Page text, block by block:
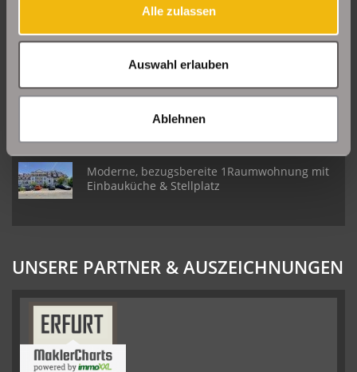
Alle zulassen
Auswahl erlauben
Ablehnen
Große Etagenwohnung mit 2 Balkonen in Erfurt
Schöne Erdgeschosswohnung mit Balkon in
Moderne, bezugsbereite 1Raumwohnung mit
Einbauküche & Stellplatz
UNSERE PARTNER & AUSZEICHNUNGEN